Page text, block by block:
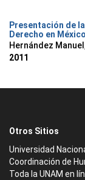
Presentación de
Derecho en
Hernández
2011
Otros Sitios
Universidad
Coordinación de
Toda la UNAM en